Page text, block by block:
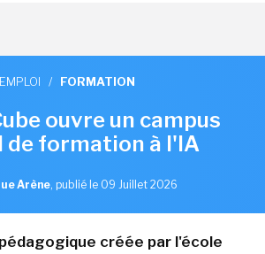
EMPLOI / FORMATION
ouvre un campus
formation à l'IA
Arène, publié le 09 Juillet 2026
créée par l'école